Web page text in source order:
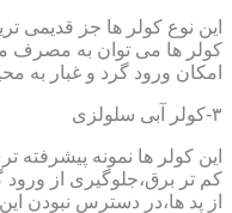
این نوع کولر ها جز
کولر ها می توان به مصرف
امکان ورود گرد و غبار به
۳-کولر آبی سلولزی
این کولر ها نمونه
کم تر برق،جلوگیری از
از پد ها،در دسترس نبودن